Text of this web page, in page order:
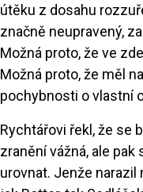
útěku z dosahu
značně neupravený,
Možná proto, že ve
Možná proto, že měl
pochybnosti o vlastní
Rychtářovi řekl, že se
zranění vážná, ale
urovnat. Jenže